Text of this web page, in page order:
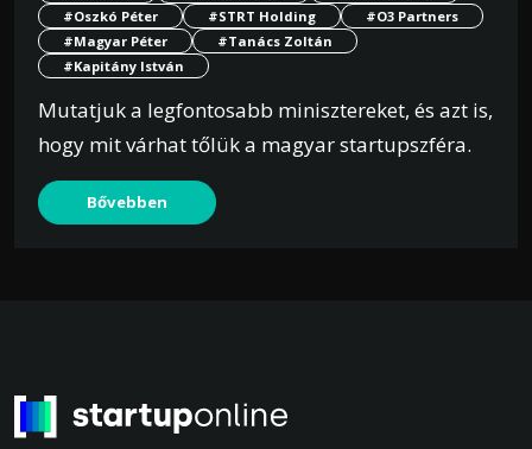
#Oszkó Péter
#STRT Holding
#O3 Partners
#Magyar Péter
#Tanács Zoltán
#Kapitány István
Mutatjuk a legfontosabb minisztereket, és azt is,
hogy mit várhat tőlük a magyar startupszféra.
Bővebben